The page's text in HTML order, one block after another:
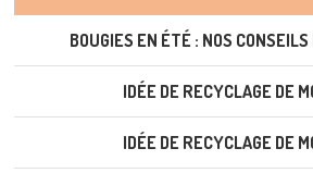
BOUGIES EN ÉTÉ : NOS
IDÉE DE RECYCLAGE DE
IDÉE DE RECYCLAGE DE